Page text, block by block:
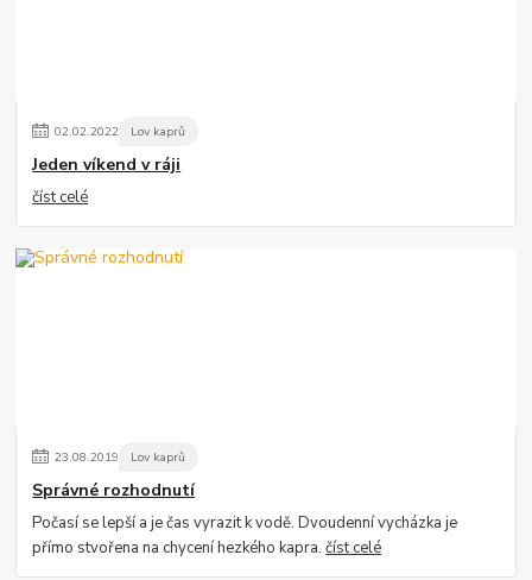
02.02.2022 Lov kaprů
Jeden víkend v ráji
číst celé
23.08.2019 Lov kaprů
Správné rozhodnutí
Počasí se lepší a je čas vyrazit k vodě. Dvoudenní vycházka je
přímo stvořena na chycení hezkého kapra.číst celé